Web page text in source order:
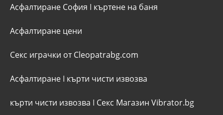
Асфалтиране София I къртене на баня
Асфалтиране цени
Секс играчки от Cleopatrabg.com
Асфалтиране I кърти чисти извозва
кърти чисти извозва I Секс Магазин Vibrator.bg